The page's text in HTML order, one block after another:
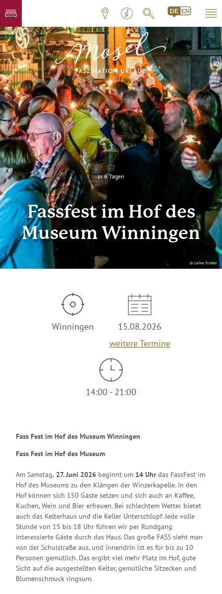
© Lothar Kröber
In 6 Tagen
Fassfest im Hof des
Museum Winningen
Winningen
15.08.2026
weitere Termine
14:00 - 21:00
Fass Fest im Hof des Museum Winningen
Fass Fest im Hof des Museum
Am Samstag, 27. Juni 2026 beginnt um 14 Uhr das FassFest im
Hof des Museums zu den Klängen der Winzerkapelle. In den
Hof können sich 150 Gäste setzen und sich auch an Kaffee,
Kuchen, Wein und Bier erfreuen. Bei schlechtem Wetter bietet
auch das Kelterhaus und die Keller Unterschlupf. Jede volle
Stunde von 15 bis 18 Uhr führen wir per Rundgang
interessierte Gäste durch das Haus. Das große FASS sieht man
von der Schulstraße aus, und innendrin ist es für bis zu 10
Personen gemütlich. Das ergibt viel mehr Platz im Hof, gute
Sicht auf die ausgestellten Kelter, gemütliche Sitzecken und
Blumenschmuck ringsum.